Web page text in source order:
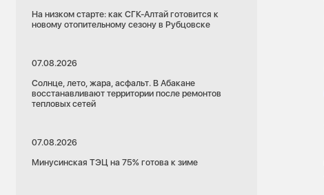
На низком старте: как СГК-Алтай готовится к
новому отопительному сезону в Рубцовске
07.08.2026
Солнце, лето, жара, асфальт. В Абакане
восстанавливают территории после ремонтов
тепловых сетей
07.08.2026
Минусинская ТЭЦ на 75% готова к зиме